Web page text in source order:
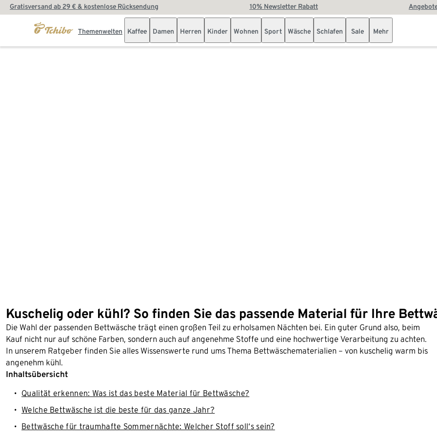
Gratisversand ab 29 € & kostenlose Rücksendung 10% Newsletter Rabatt
Themenwelten Kaffee Damen Herren Kinder Wohnen Sport Wäsche Schlafen Sale Mehr
Kuschelig oder kühl? So finden Sie das passende Material für Ihre
Die Wahl der passenden Bettwäsche trägt einen großen Teil zu erholsamen Nächten bei. Ein guter Grund also, beim
Kauf nicht nur auf schöne Farben, sondern auch auf angenehme Stoffe und eine hochwertige Verarbeitung zu achten.
In unserem Ratgeber finden Sie alles Wissenswerte rund ums Thema Bettwäschematerialien – von kuschelig warm bis
angenehm kühl.
Inhaltsübersicht
Qualität erkennen: Was ist das beste Material für Bettwäsche?
Welche Bettwäsche ist die beste für das ganze Jahr?
Bettwäsche für traumhafte Sommernächte: Welcher Stoff soll‘s sein?